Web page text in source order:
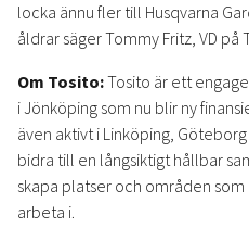
locka ännu fler till Husqvarna
åldrar säger Tommy Fritz, VD på
Om Tosito:Tosito är ett
i Jönköping som nu blir ny
även aktivt i Linköping,
bidra till en långsiktigt hållbar
skapa platser och områden
arbeta i.